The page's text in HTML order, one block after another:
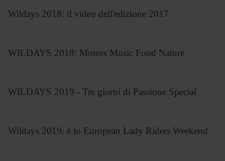
Wildays 2018: il video dell'edizione 2017
WILDAYS 2018: Motors Music Food Nature
WILDAYS 2019 - Tre giorni di Passione Special
Wildays 2019: è lo European Lady Riders Weekend